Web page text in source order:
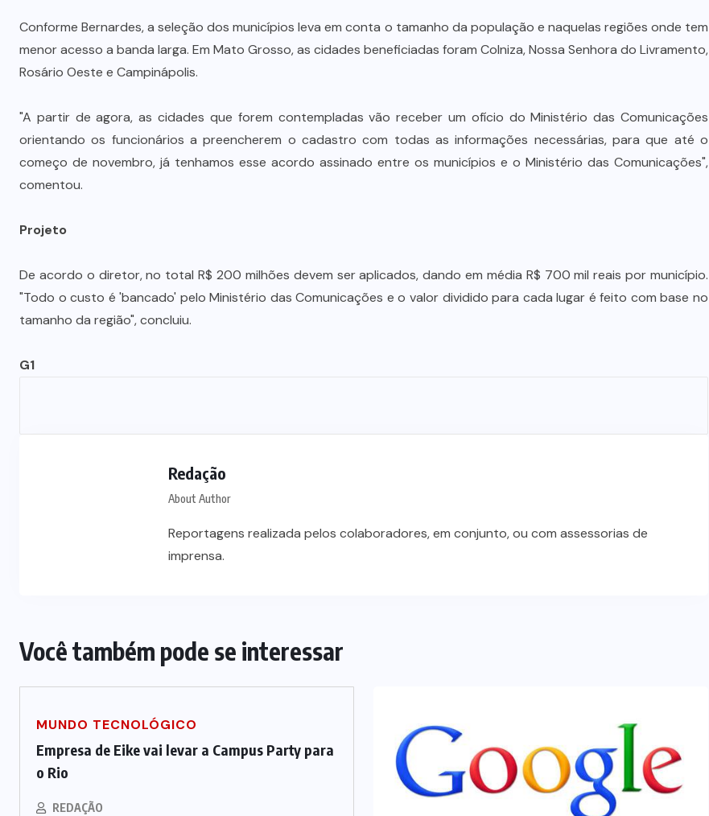
Conforme Bernardes, a seleção dos municípios leva em conta o tamanho da população e naquelas regiões onde tem
menor acesso a banda larga. Em Mato Grosso, as cidades beneficiadas foram Colniza, Nossa Senhora do Livramento,
Rosário Oeste e Campinápolis.
"A partir de agora, as cidades que forem contempladas vão receber um ofício do Ministério das Comunicações
orientando os funcionários a preencherem o cadastro com todas as informações necessárias, para que até o
começo de novembro, já tenhamos esse acordo assinado entre os municípios e o Ministério das Comunicações",
comentou.
Projeto
De acordo o diretor, no total R$ 200 milhões devem ser aplicados, dando em média R$ 700 mil reais por município.
"Todo o custo é 'bancado' pelo Ministério das Comunicações e o valor dividido para cada lugar é feito com base no
tamanho da região", concluiu.
G1
Redação
About Author
Reportagens realizada pelos colaboradores, em conjunto, ou com assessorias de
imprensa.
Você também pode se interessar
MUNDO TECNOLÓGICO
Empresa de Eike vai levar a Campus Party para
o Rio
REDAÇÃO
Vale-refeição cobre apenas 9 dias
úteis de alimentação em Mato
STJ condena ministro Marco Buzzi